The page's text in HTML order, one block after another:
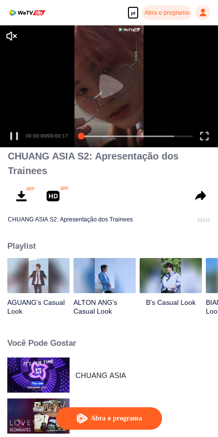
pt Abra o programa
Abra o programa
Desfrute de séries em alta definição e com reprodução suave
00:00:00/00:00:17
CHUANG ASIA S2: Apresentação dos
Trainees
CHUANG ASIA S2: Apresentação dos Trainees Mais
Playlist
AGUANG's Casual
Look
ALTON ANG's
Casual Look
B's Casual Look
Você Pode Gostar
CHUANG ASIA
LOVE(X): Roommates